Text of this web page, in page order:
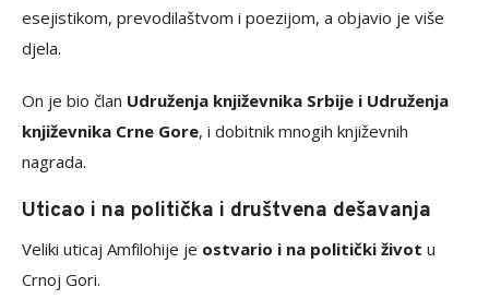
esejistikom, prevodilaštvom i poezijom, a objavio je više
djela.
On je bio član Udruženja književnika Srbije i Udruženja
književnika Crne Gore, i dobitnik mnogih književnih
nagrada.
Uticao i na politička i društvena dešavanja
Veliki uticaj Amfilohije je ostvario i na politički život u
Crnoj Gori.